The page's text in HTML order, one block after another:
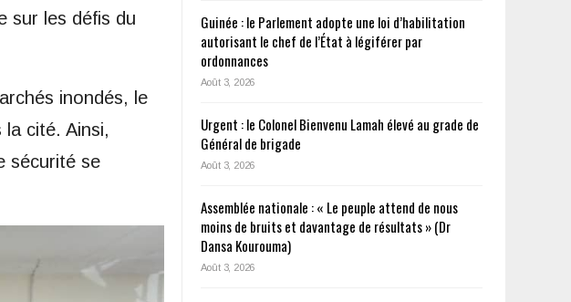
sur les défis du
inondés, le
cité. Ainsi,
sécurité se
Guinée : le Parlement adopte une loi d’habilitation
autorisant le chef de l’État à légiférer par
ordonnances
Août 3, 2026
Urgent : le Colonel Bienvenu Lamah élevé au grade de
Général de brigade
Août 3, 2026
Assemblée nationale : « Le peuple attend de nous
moins de bruits et davantage de résultats » (Dr
Dansa Kourouma)
Août 3, 2026